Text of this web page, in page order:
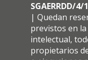
SGAERRDD/
| Quedan
previstos en
intelectual,
propietarios